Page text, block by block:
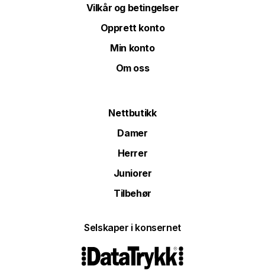
Vilkår og betingelser
Opprett konto
Min konto
Om oss
Nettbutikk
Damer
Herrer
Juniorer
Tilbehør
Selskaper i konsernet